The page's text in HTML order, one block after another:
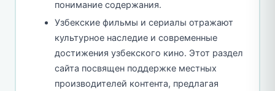
понимание содержания.
Узбекские фильмы и сериалы отражают
культурное наследие и современные
достижения узбекского кино. Этот раздел
сайта посвящен поддержке местных
производителей контента, предлагая